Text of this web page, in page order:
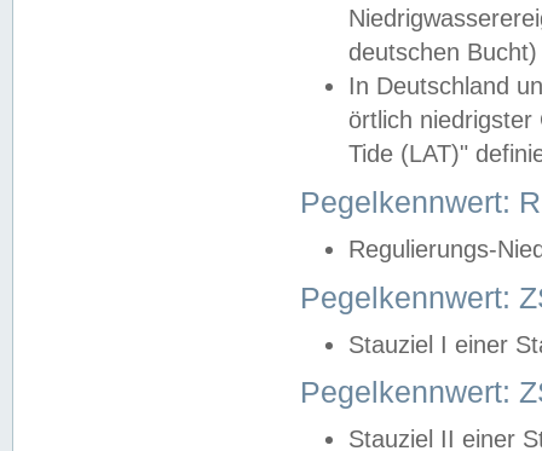
deutschen
In Deutschland
örtlich
Tide (LAT)"
Pegelkennwert:
Regulierungs-
Pegelkennwert:
Stauziel I einer
Pegelkennwert:
Stauziel II einer